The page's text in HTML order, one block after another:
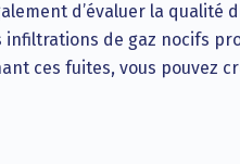
d’évaluer la
infiltrations de gaz nocifs
ces fuites, vous pouvez